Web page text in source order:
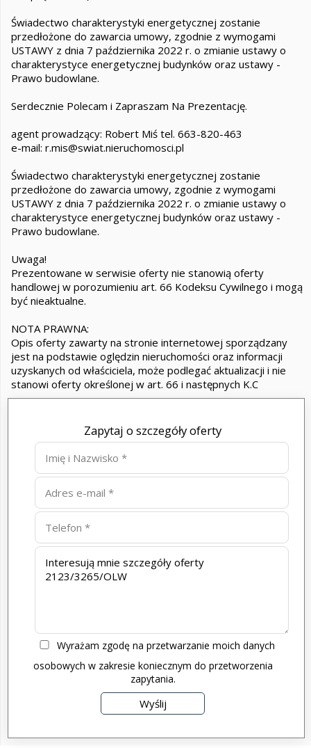
Świadectwo charakterystyki energetycznej zostanie
przedłożone do zawarcia umowy, zgodnie z wymogami
USTAWY z dnia 7 października 2022 r. o zmianie ustawy o
charakterystyce energetycznej budynków oraz ustawy -
Prawo budowlane.
Serdecznie Polecam i Zapraszam Na Prezentację.
agent prowadzący: Robert Miś tel. 663-820-463
e-mail: r.mis@swiat.nieruchomosci.pl
Świadectwo charakterystyki energetycznej zostanie
przedłożone do zawarcia umowy, zgodnie z wymogami
USTAWY z dnia 7 października 2022 r. o zmianie ustawy o
charakterystyce energetycznej budynków oraz ustawy -
Prawo budowlane.
Uwaga!
Prezentowane w serwisie oferty nie stanowią oferty
handlowej w porozumieniu art. 66 Kodeksu Cywilnego i mogą
być nieaktualne.
NOTA PRAWNA:
Opis oferty zawarty na stronie internetowej sporządzany
jest na podstawie oględzin nieruchomości oraz informacji
uzyskanych od właściciela, może podlegać aktualizacji i nie
stanowi oferty określonej w art. 66 i następnych K.C
Zapytaj o szczegóły oferty
Wyrażam zgodę na przetwarzanie moich danych
osobowych w zakresie koniecznym do przetworzenia
zapytania.